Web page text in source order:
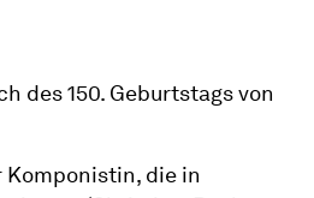
des 150. Geburtstags von
Komponistin, die in